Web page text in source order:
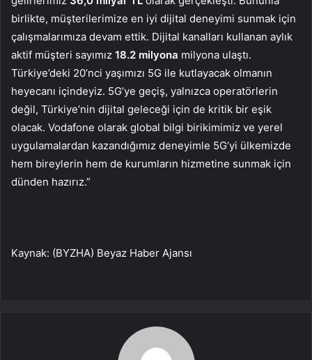
birlikte, müşterilerimize en iyi dijital deneyimi sunmak için
çalışmalarımıza devam ettik. Dijital kanalları kullanan aylık
aktif müşteri sayımız 18.2 milyona milyona ulaştı.
Türkiye’deki 20’nci yaşımızı 5G ile kutlayacak olmanın
heyecanı içindeyiz. 5G’ye geçiş, yalnızca operatörlerin
değil, Türkiye’nin dijital geleceği için de kritik bir eşik
olacak. Vodafone olarak global bilgi birikimimiz ve yerel
uygulamalardan kazandığımız deneyimle 5G’yi ülkemizde
hem bireylerin hem de kurumların hizmetine sunmak için
dünden hazırız.”
Kaynak: (BYZHA) Beyaz Haber Ajansı